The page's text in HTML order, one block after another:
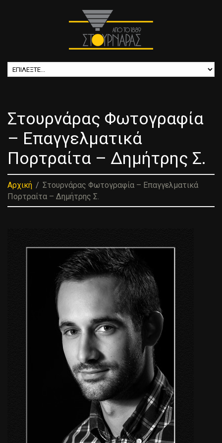
Στουρνάρας Φωτογραφία
– Επαγγελματικά
Πορτραίτα – Δημήτρης Σ.
Αρχική
Στουρνάρας Φωτογραφία – Επαγγελματικά
Πορτραίτα – Δημήτρης Σ.